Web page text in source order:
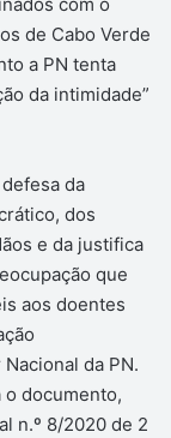
com o
de Cabo Verde
a PN tenta
da intimidade”
da
dos
e da justifica
que
aos doentes
da PN.
o documento,
n.º 8/2020 de 2